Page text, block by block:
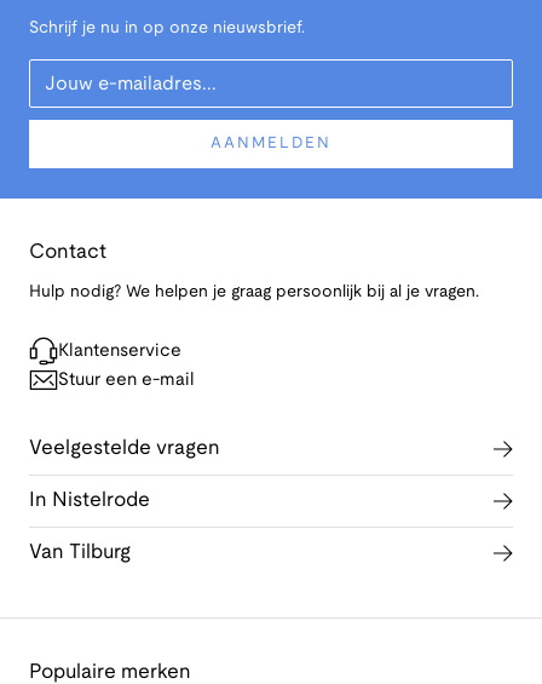
Schrijf je nu in op onze nieuwsbrief.
Your Email
AANMELDEN
Contact
Hulp nodig? We helpen je graag persoonlijk bij al je vragen.
Klantenservice
Stuur een e-mail
Veelgestelde vragen
In Nistelrode
Van Tilburg
Populaire merken